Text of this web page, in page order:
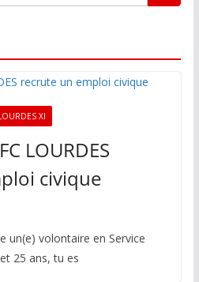
XI
LOURDES
civique
un(e) volontaire en Service
25 ans, tu es